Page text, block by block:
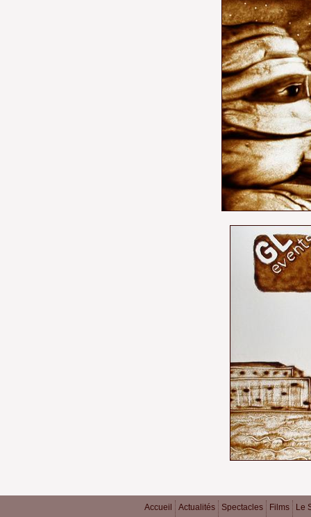
Accueil Actualités Spectacles Films Le